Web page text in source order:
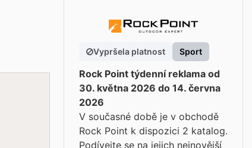
Vypršela platnost Sport
Rock Point týdenní reklama od
30. května 2026 do 14. června
2026
V současné době je v obchodě
Rock Point k dispozici 2 katalog.
Podívejte se na jejich nejnovější